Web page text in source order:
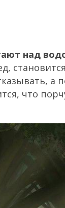
над
а
что